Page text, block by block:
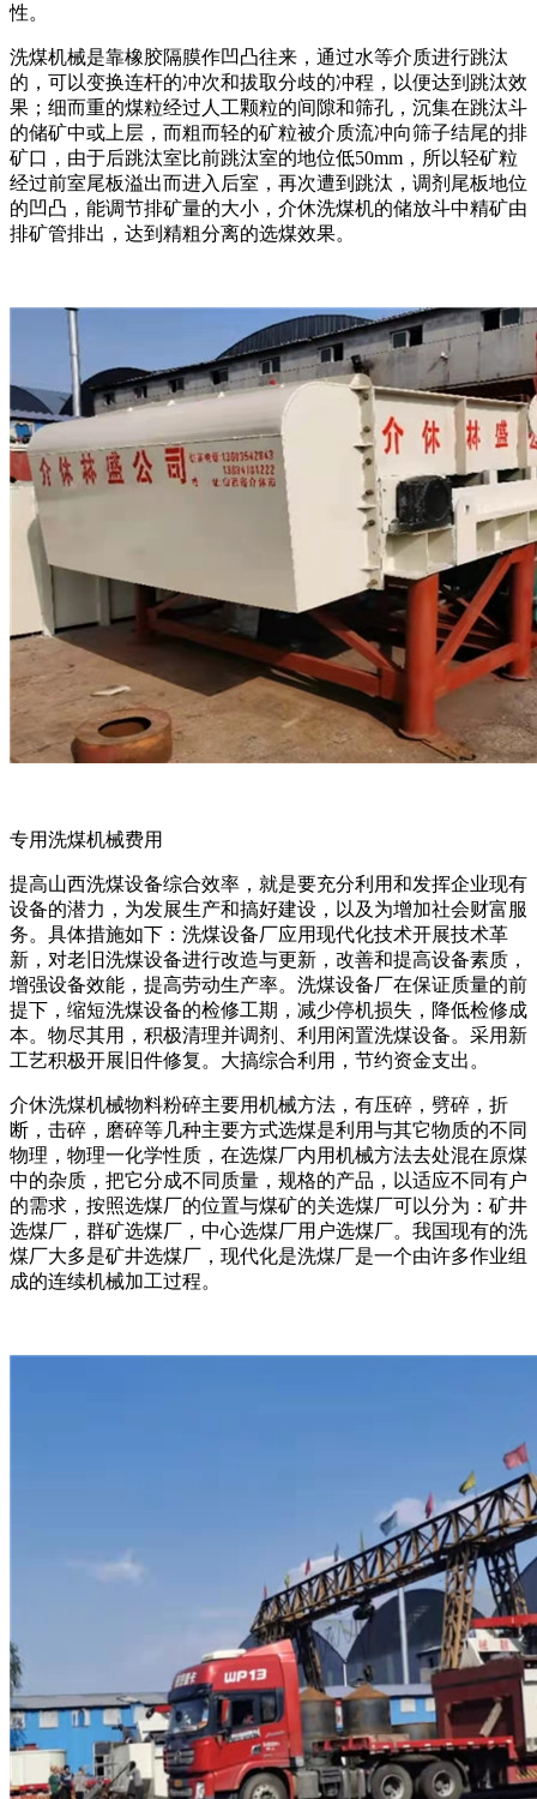
性。
洗煤机械是靠橡胶隔膜作凹凸往来，通过水等介质进行跳汰
的，可以变换连杆的冲次和拔取分歧的冲程，以便达到跳汰效
果；细而重的煤粒经过人工颗粒的间隙和筛孔，沉集在跳汰斗
的储矿中或上层，而粗而轻的矿粒被介质流冲向筛子结尾的排
矿口，由于后跳汰室比前跳汰室的地位低50mm，所以轻矿粒
经过前室尾板溢出而进入后室，再次遭到跳汰，调剂尾板地位
的凹凸，能调节排矿量的大小，介休洗煤机的储放斗中精矿由
排矿管排出，达到精粗分离的选煤效果。
专用洗煤机械费用
提高山西洗煤设备综合效率，就是要充分利用和发挥企业现有
设备的潜力，为发展生产和搞好建设，以及为增加社会财富服
务。具体措施如下：洗煤设备厂应用现代化技术开展技术革
新，对老旧洗煤设备进行改造与更新，改善和提高设备素质，
增强设备效能，提高劳动生产率。洗煤设备厂在保证质量的前
提下，缩短洗煤设备的检修工期，减少停机损失，降低检修成
本。物尽其用，积极清理并调剂、利用闲置洗煤设备。采用新
工艺积极开展旧件修复。大搞综合利用，节约资金支出。
介休洗煤机械物料粉碎主要用机械方法，有压碎，劈碎，折
断，击碎，磨碎等几种主要方式选煤是利用与其它物质的不同
物理，物理一化学性质，在选煤厂内用机械方法去处混在原煤
中的杂质，把它分成不同质量，规格的产品，以适应不同有户
的需求，按照选煤厂的位置与煤矿的关选煤厂可以分为：矿井
选煤厂，群矿选煤厂，中心选煤厂用户选煤厂。我国现有的洗
煤厂大多是矿井选煤厂，现代化是洗煤厂是一个由许多作业组
成的连续机械加工过程。